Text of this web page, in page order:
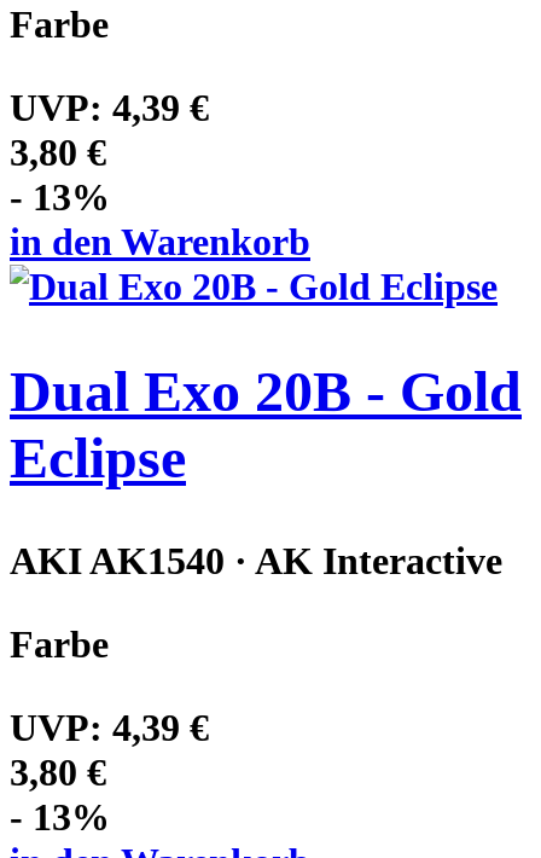
Farbe
UVP: 4,39 €
3,80 €
- 13%
in den Warenkorb
Dual Exo 20B - Gold
Eclipse
AKI AK1540 · AK Interactive
Farbe
UVP: 4,39 €
3,80 €
- 13%